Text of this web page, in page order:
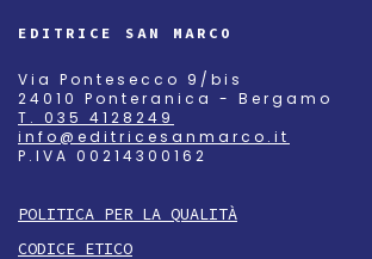
EDITRICE SAN MARCO
Via Pontesecco 9/bis
24010 Ponteranica - Bergamo
T. 035 4128249
info@editricesanmarco.it
P.IVA 00214300162
POLITICA PER LA QUALITÀ
CODICE ETICO